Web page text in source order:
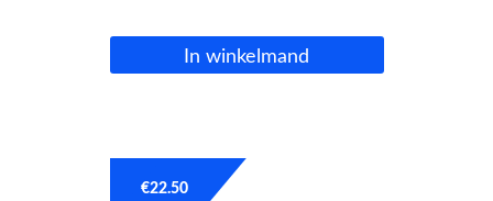
In winkelmand
€22.50